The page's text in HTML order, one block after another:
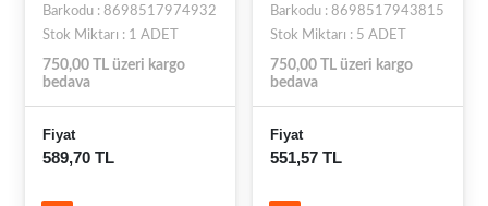
Barkodu : 8698517974932
Stok Miktarı : 1 ADET
750,00 TL üzeri kargo
bedava
Fiyat
589,70 TL
Barkodu : 8698517943815
Stok Miktarı : 5 ADET
750,00 TL üzeri kargo
bedava
Fiyat
551,57 TL